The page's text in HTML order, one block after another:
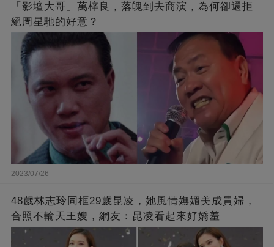
「影壇大哥」萬梓良，落魄到去商演，為何卻還拒
絕周星馳的好意？
2023/07/26
48歲林志玲同框29歲昆凌，她風情嫵媚美成貴婦，
合照不輸天王嫂，網友：昆凌看起來好嬌羞